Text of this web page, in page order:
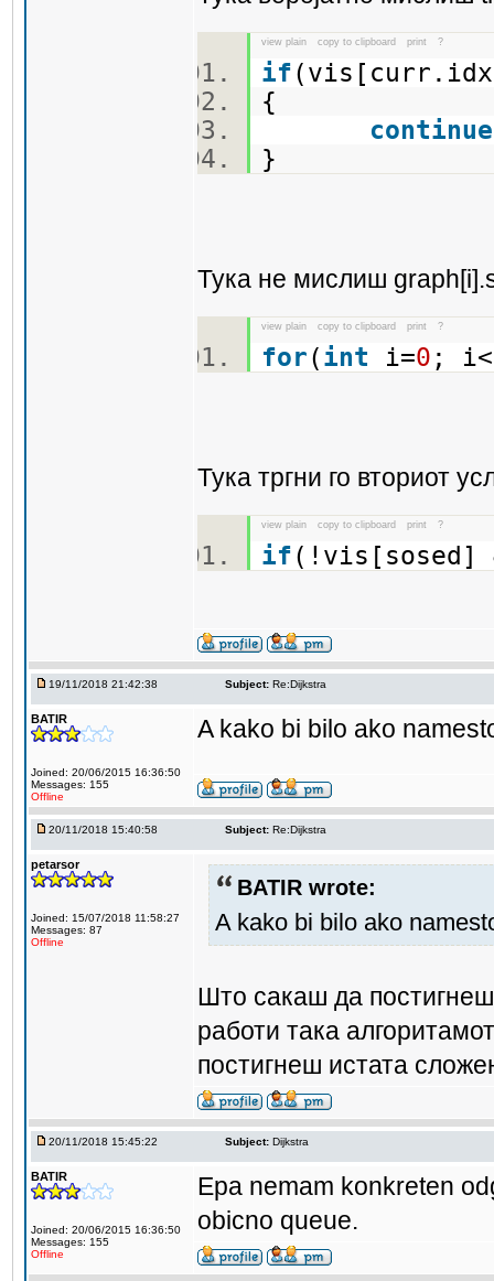
view plain copy to clipboard print ?
if
{
continue
}
Тука не мислиш
view plain copy to clipboard print ?
for(int i=0 ;
Тука тргни го вториот
view plain copy to clipboard print ?
if
19/11/2018 21:42:38 Subject: Re:Dijkstra
BATIR
Joined: 20/06/2015 16:36:50
Messages: 155
Offline
A kako bi bilo ako
20/11/2018 15:40:58 Subject: Re:Dijkstra
petarsor
Joined: 15/07/2018 11:58:27
Messages: 87
Offline
BATIR wrote:
A kako bi bilo ako
Што сакаш да
работи така
постигнеш истата
20/11/2018 15:45:22 Subject: Dijkstra
BATIR
Joined: 20/06/2015 16:36:50
Messages: 155
Offline
Epa nemam konkreten
obicno queue.